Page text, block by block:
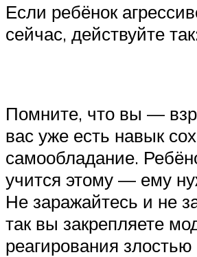
Если ребёнок
сейчас, действуйте
‍Помните, что вы —
вас уже есть навык
самообладание.
учится этому — ему
Не заражайтесь и не
так вы закрепляете
реагирования злостью